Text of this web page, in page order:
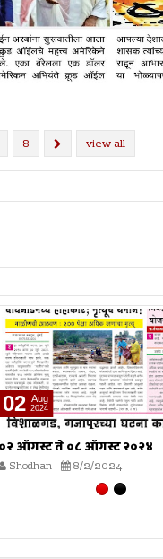
8 view all
26 Jul
2024
२६ जुलै ते ०१ ऑगस्ट २०२४
Shodhan 7/26/2024